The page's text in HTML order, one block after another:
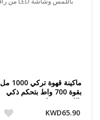
ماكينة قهوة تركي 1000 مل
بقوة 700 واط بتحكم ذكي
راف
KWD65.90